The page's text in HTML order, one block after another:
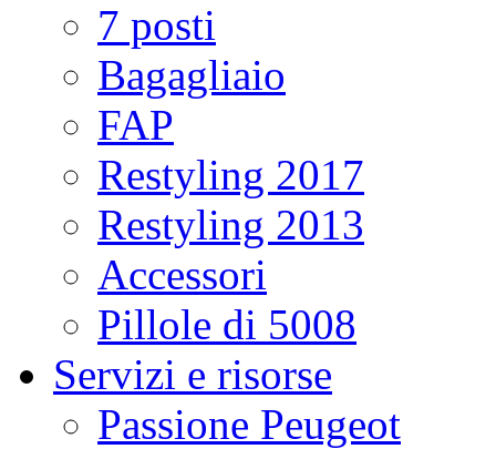
7 posti
Bagagliaio
FAP
Restyling 2017
Restyling 2013
Accessori
Pillole di 5008
Servizi e risorse
Passione Peugeot